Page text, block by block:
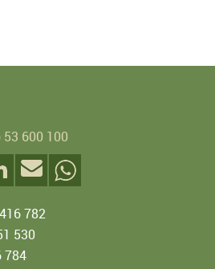
53 600 100
782
530
784